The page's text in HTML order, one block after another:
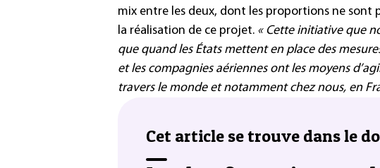
mix entre les deux, dont les proportions ne sont
la réalisation de ce projet. « Cette initiative que
que quand les États mettent en place des
et les compagnies aériennes ont les moyens
travers le monde et notamment chez nous, en
Cet article se trouve dans le